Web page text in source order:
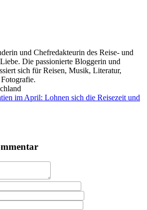
und Chefredakteurin des Reise- und
Die passionierte Bloggerin und
sich für Reisen, Musik, Literatur,
im April: Lohnen sich die Reisezeit und